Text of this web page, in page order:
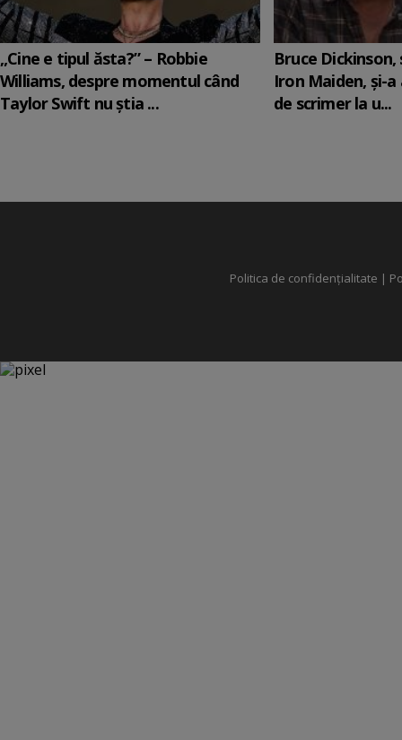
„Cine e tipul ăsta?” – Robbie
Williams, despre momentul când
Taylor Swift nu știa ...
Bruce
Iron Maiden, şi-
de scrimer la u...
Politica de confidențialitate |